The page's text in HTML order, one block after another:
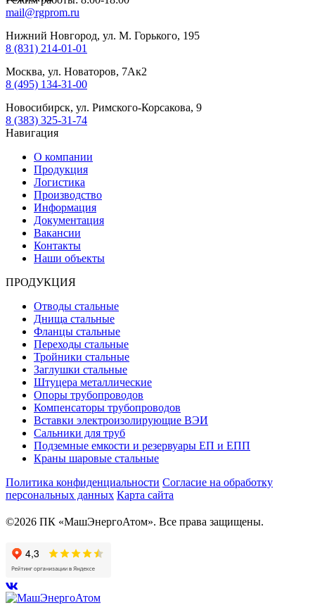
mail@rgprom.ru
Нижний Новгород, ул. М. Горького, 195
8 (831) 214-01-01
Москва, ул. Новаторов, 7Ак2
8 (495) 134-31-00
Новосибирск, ул. Римского-Корсакова, 9
8 (383) 325-31-74
Навигация
О компании
Продукция
Логистика
Производство
Информация
Документация
Вакансии
Контакты
Наши объекты
ПРОДУКЦИЯ
Отводы стальные
Днища стальные
Фланцы стальные
Переходы стальные
Тройники стальные
Заглушки стальные
Штуцера металлические
Опоры трубопроводов
Компенсаторы трубопроводов
Вставки электроизолирующие ВЭИ
Сальники для труб
Подземные емкости и резервуары ЕП и ЕПП
Краны шаровые стальные
Политика конфиденциальности Согласие на обработку
персональных данных Карта сайта
©2026 ПК «МашЭнергоАтом». Все права защищены.